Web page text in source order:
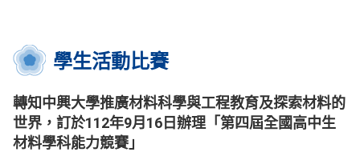
學生活動比賽
轉知中興大學推廣材料科學與工程教育及探索材料的
世界，訂於112年9月16日辦理「第四屆全國高中生
材料學科能力競賽」